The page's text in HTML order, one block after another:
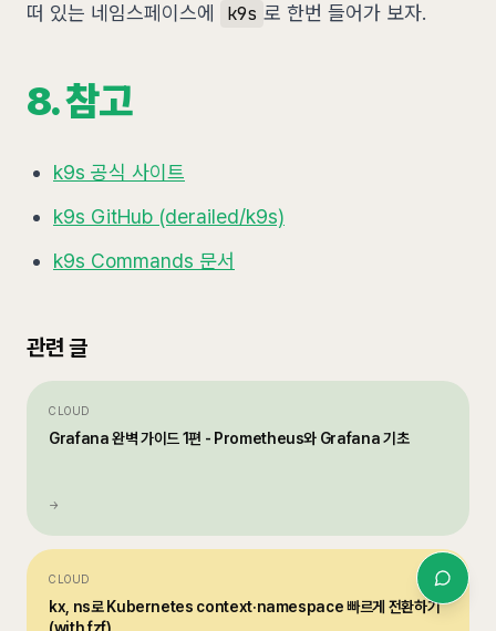
떠 있는 네임스페이스에
k9s 로 한번 들어가 보자.
8. 참고
k9s 공식 사이트
k9s GitHub (derailed/k9s)
k9s Commands 문서
관련 글
CLOUD
Grafana 완벽 가이드 1편 - Prometheus와 Grafana 기초
→
CLOUD
kx, ns로 Kubernetes context·namespace 빠르게 전환하기